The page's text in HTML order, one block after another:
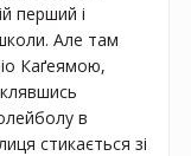
перший і
Але там
Каґеямою,
в
стикається зі